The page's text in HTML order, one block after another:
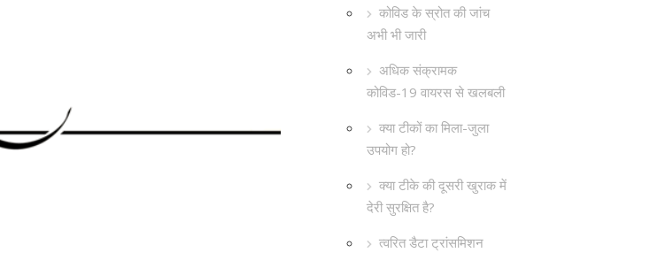
कोविड के स्रोत की जांच
अभी भी जारी
अधिक संक्रामक
कोविड-19 वायरस से खलबली
क्या टीकों का मिला-जुला
उपयोग हो?
क्या टीके की दूसरी खुराक में
देरी सुरक्षित है?
त्वरित डैटा ट्रांसमिशन